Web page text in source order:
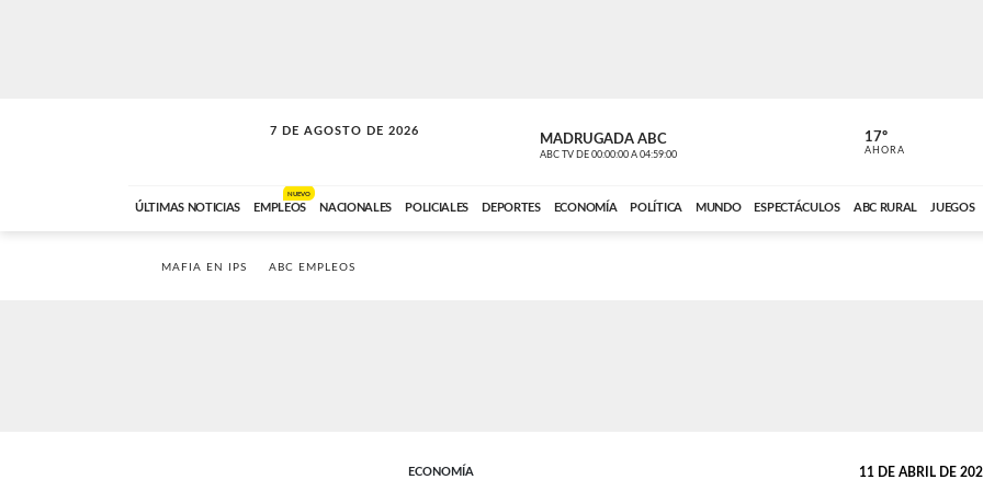
7 DE AGOSTO DE 2026
SOLO MÚSICA MADRUGADA ABC
ABC TV DE 00:00:00 A 04:59:00 ABC CARDINAL
17º
AHORA
ÚLTIMAS NOTICIAS EMPLEOS
NUEVO
NACIONALES POLICIALES DEPORTES ECONOMÍA POLÍTICA MUNDO ESPECTÁCULOS ABC RURAL JUEGOS
MAFIA EN IPS ABC EMPLEOS
ECONOMÍA 11 DE ABRIL DE